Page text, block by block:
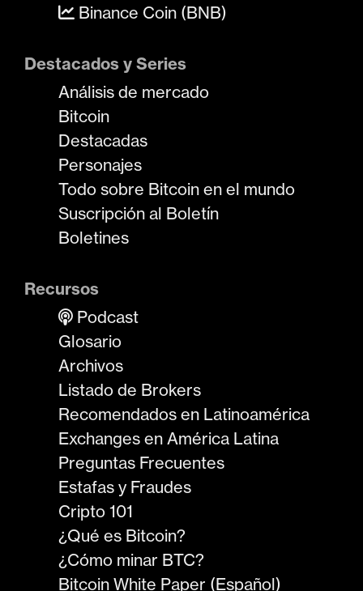
Binance Coin (BNB)
Destacados y Series
Análisis de mercado
Bitcoin
Destacadas
Personajes
Todo sobre Bitcoin en el mundo
Suscripción al Boletín
Boletines
Recursos
Podcast
Glosario
Archivos
Listado de Brokers
Recomendados en Latinoamérica
Exchanges en América Latina
Preguntas Frecuentes
Estafas y Fraudes
Cripto 101
¿Qué es Bitcoin?
¿Cómo minar BTC?
Bitcoin White Paper (Español)